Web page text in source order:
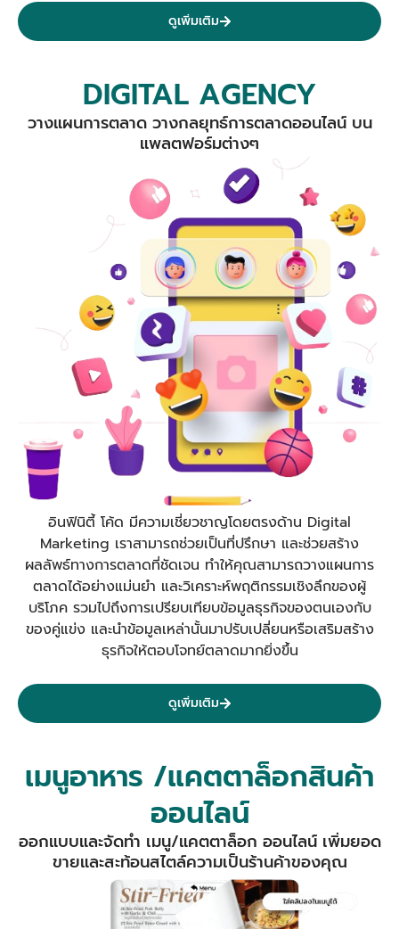
ดูเพิ่มเติม
DIGITAL AGENCY
วางแผนการตลาด วางกลยุทธ์การตลาดออนไลน์ บน
แพลตฟอร์มต่างๆ
อินฟินิตี้ โค้ด มีความเชี่ยวชาญโดยตรงด้าน Digital
Marketing เราสามารถช่วยเป็นที่ปรึกษา และช่วยสร้าง
ผลลัพธ์ทางการตลาดที่ชัดเจน ทำให้คุณสามารถวางแผนการ
ตลาดได้อย่างแม่นยำ และวิเคราะห์พฤติกรรมเชิงลึกของผู้
บริโภค รวมไปถึงการเปรียบเทียบข้อมูลธุรกิจของตนเองกับ
ของคู่แข่ง และนำข้อมูลเหล่านั้นมาปรับเปลี่ยนหรือเสริมสร้าง
ธุรกิจให้ตอบโจทย์ตลาดมากยิ่งขึ้น
ดูเพิ่มเติม
เมนูอาหาร /แคตตาล็อกสินค้า
ออนไลน์
ออกแบบและจัดทำ เมนู/แคตตาล็อก ออนไลน์ เพิ่มยอด
ขายและสะท้อนสไตล์ความเป็นร้านค้าของคุณ